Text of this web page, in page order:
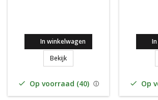
In winkelwagen
BekijkSIGNUM PRO ANDROMEDA SET
 Op voorraad (40)  Op